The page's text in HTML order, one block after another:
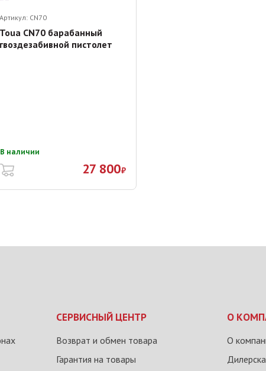
Артикул: CN70
Toua CN70 барабанный
гвоздезабивной пистолет
В наличии
27 800₽
СЕРВИСНЫЙ ЦЕНТР
Возврат и обмен товара
Гарантия на товары
О
О